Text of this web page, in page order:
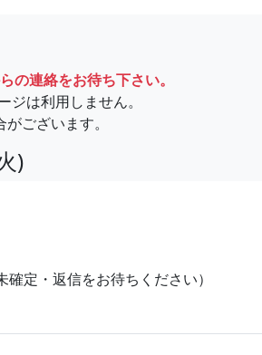
の連絡をお待ち下さい。
は利用しません。
ございます。
)
定・返信をお待ちください）